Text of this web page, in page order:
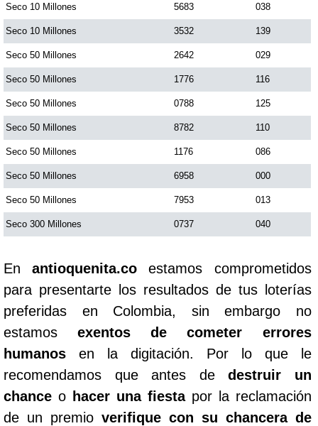
Seco 10 Millones 5683 038
Seco 10 Millones 3532 139
Seco 50 Millones 2642 029
Seco 50 Millones 1776 116
Seco 50 Millones 0788 125
Seco 50 Millones 8782 110
Seco 50 Millones 1176 086
Seco 50 Millones 6958 000
Seco 50 Millones 7953 013
Seco 300 Millones 0737 040
Enantioquenita.co estamos comprometidos
para presentarte los resultados de tus loterías
preferidas en Colombia, sin embargo no
estamosexentos de cometer errores
humanos en la digitación. Por lo que le
recomendamos que antes dedestruir un
chance o hacer una fiestapor la reclamación
de un premio verifique con su chancera de